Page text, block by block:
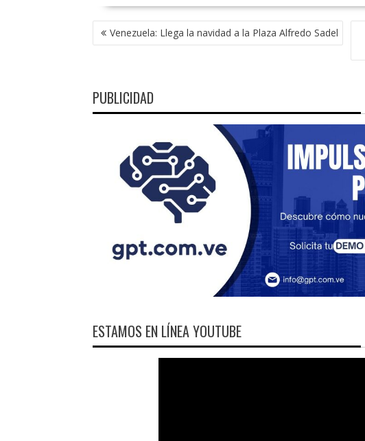
NAVEGACIÓN
DE Venezuela: Llega la navidad a la Plaza Alfredo Sadel
PUBLICIDAD
ESTAMOS EN LÍNEA YOUTUBE